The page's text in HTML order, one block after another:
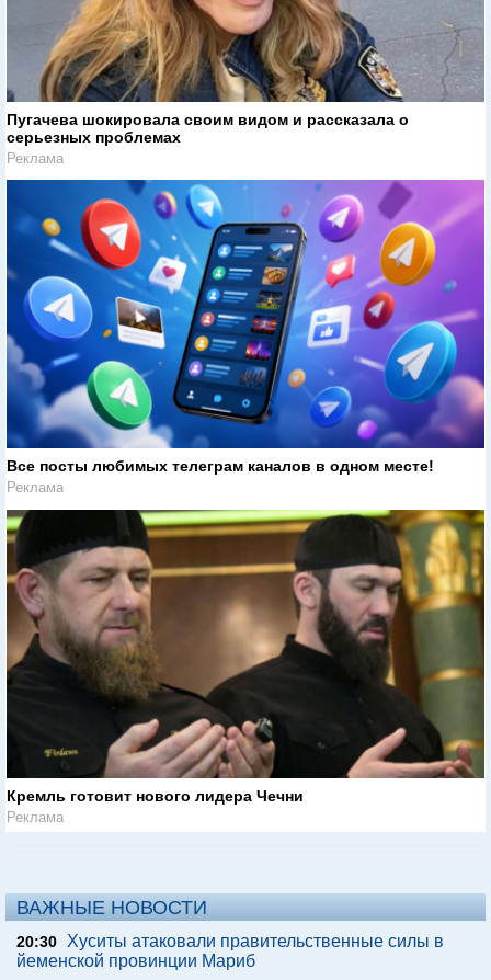
Пугачева шокировала своим видом и рассказала о
серьезных проблемах
Реклама
Все посты любимых телеграм каналов в одном месте!
Реклама
Кремль готовит нового лидера Чечни
Реклама
ВАЖНЫЕ НОВОСТИ
20:30
Хуситы атаковали правительственные силы в
йеменской провинции Мариб